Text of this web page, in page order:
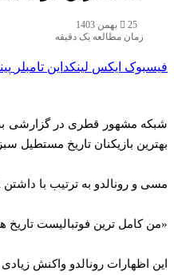
25 بهمن 1403
زمان مطالعه یک دقیقه
فیسبوک ایکس لینکداین تامبلر
شبکه مشهور قطری در گزارشی به
بهترین بازیکنان تاریخ مستطیل
مسی و رونالدو به ترتیب با داشتن ۸ و ۵ توپ طلای بهترین بازیکن دنیا پر افتخارترین فوتبالیست‌ های تاریخ به شمار می‌ آیند.
«من کامل‌ ترین فوتبالیست
این اظهارات رونالدو واکنش